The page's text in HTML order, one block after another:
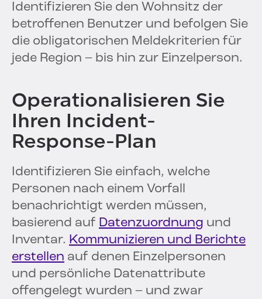
Identifizieren Sie den Wohnsitz der
betroffenen Benutzer und befolgen Sie
die obligatorischen Meldekriterien für
jede Region – bis hin zur Einzelperson.
Operationalisieren Sie
Ihren Incident-
Response-Plan
Identifizieren Sie einfach, welche
Personen nach einem Vorfall
benachrichtigt werden müssen,
basierend auf Datenzuordnung und
Inventar. Kommunizieren und Berichte
erstellen auf denen Einzelpersonen
und persönliche Datenattribute
offengelegt wurden – und zwar